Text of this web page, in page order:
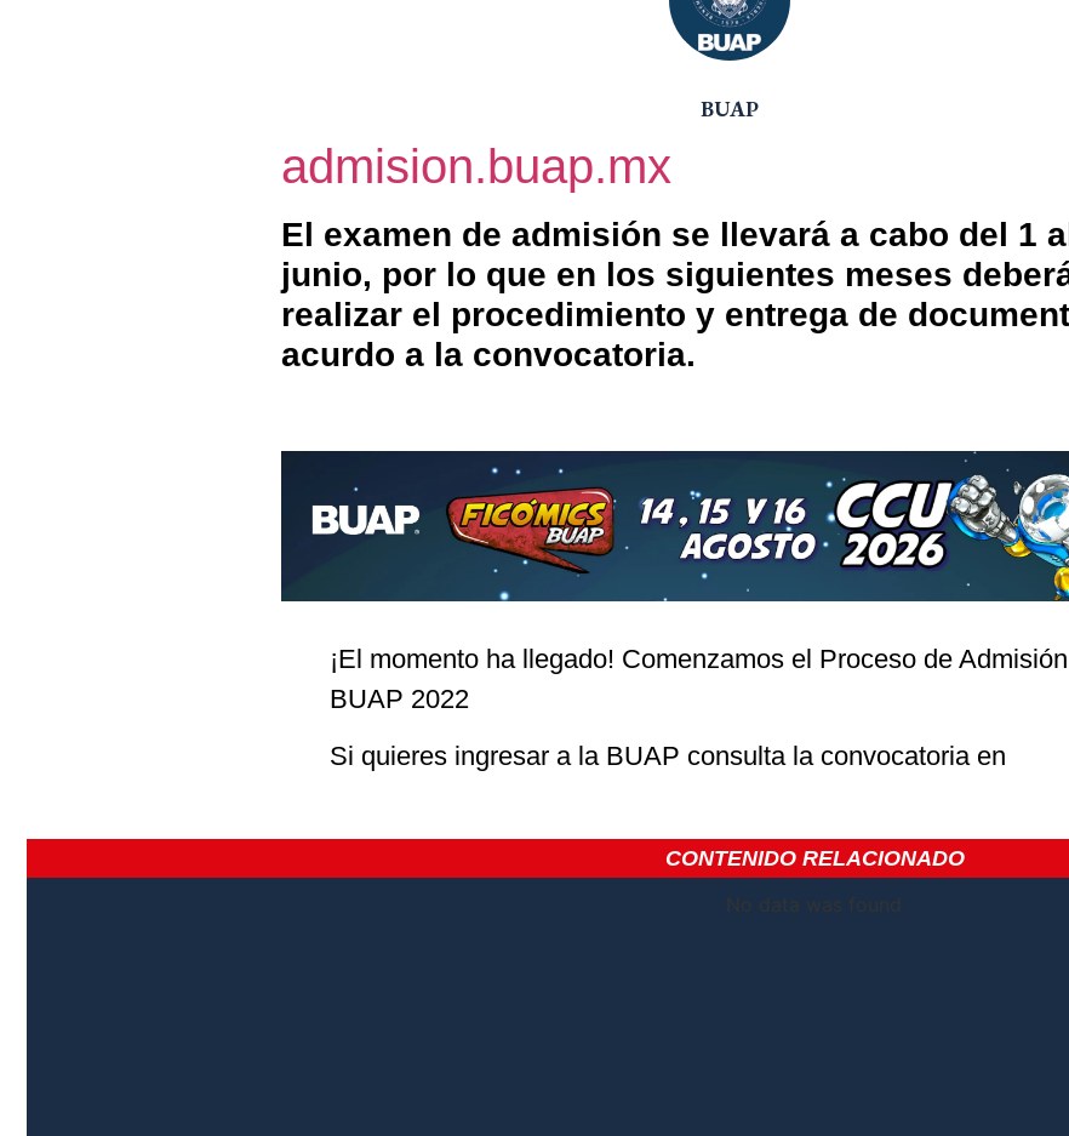
BUAP
admision.buap.mx
El examen de admisión se llevará a cabo del 1
junio, por lo que en los siguientes meses
realizar el procedimiento y entrega de
acurdo a la convocatoria.
¡El momento ha llegado! Comenzamos el Proceso de Admisión
BUAP 2022
Si quieres ingresar a la BUAP consulta la convocatoria en
CONTENIDO RELACIONADO
No data was found